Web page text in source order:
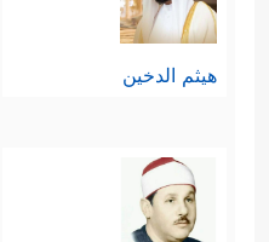
هيثم الدخين